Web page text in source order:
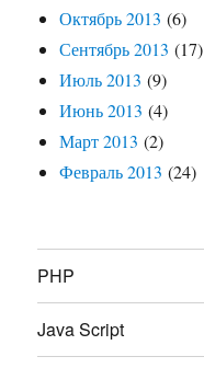
Октябрь 2013 (6)
Сентябрь 2013 (17)
Июль 2013 (9)
Июнь 2013 (4)
Март 2013 (2)
Февраль 2013 (24)
PHP
Java Script